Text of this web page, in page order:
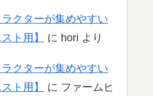
クターが集めやすい
ト用】
に hori より
クターが集めやすい
ト用】
に ファームヒ